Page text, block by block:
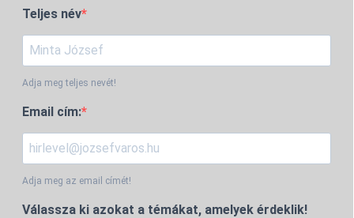
Teljes név
Adja meg teljes nevét!
Email cím:
Adja meg az email címét!
Válassza ki azokat a témákat, amelyek érdeklik!